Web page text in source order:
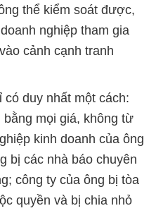
thể kiểm soát được,
nghiệp tham gia
cảnh cạnh tranh
duy nhất một cách:
mọi giá, không từ
kinh doanh của ông
bị các nhà báo chuyên
công ty của ông bị tòa
quyền và bị chia nhỏ